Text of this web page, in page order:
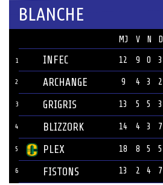
BLANCHE
MJ V N D
1 INFEC 12 9 0 3
2 ARCHANGE 9 4 3 2
3 GRIGRIS 13 5 5 3
4 BLIZZORK 14 4 3 7
5 PLEX 18 8 5 5
6 FISTONS 13 2 4 7